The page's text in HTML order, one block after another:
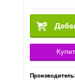
Производитель: